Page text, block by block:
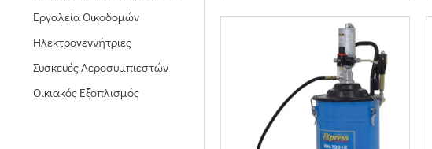
Εργαλεία Οικοδομών
Ηλεκτρογεννήτριες
Συσκευές Αεροσυμπιεστών
Οικιακός Εξοπλισμός